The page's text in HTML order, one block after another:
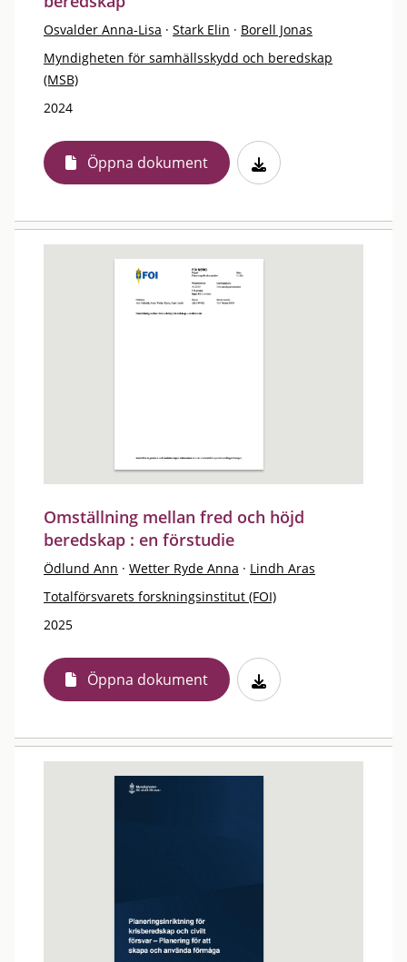
Osvalder Anna-Lisa · Stark Elin · Borell Jonas
Myndigheten för samhällsskydd och beredskap
(MSB)
2024
Öppna dokument
Omställning mellan fred och höjd
beredskap : en förstudie
Ödlund Ann · Wetter Ryde Anna · Lindh Aras
Totalförsvarets forskningsinstitut (FOI)
2025
Öppna dokument